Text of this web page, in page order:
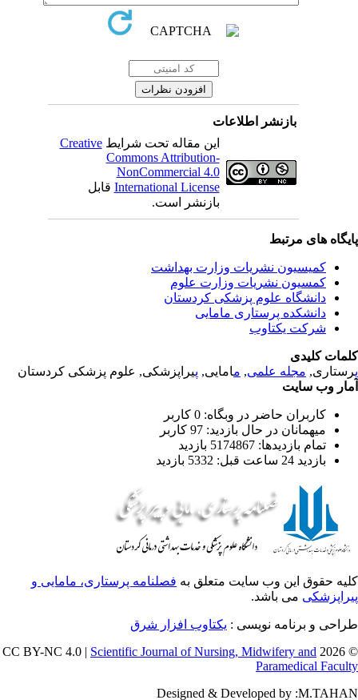
بازنشر اطلاعات
این مقاله تحت شرایطCreative
Commons Attribution-
NonCommercial 4.0
International Licenseقابل
بازنشر است.
های مرتبط
کمیسیون نشریات وزارت بهداشت
کمسیون نشریات وزارت علوم
دانشگاه علوم پزشکی کردستان
دانشکده پرستاری مامایی
شرکت یکتاوب
کلیدی
مجله علمی, م امایی, پیراپزشکی, علوم پزشکی کردستان
وب سایت
کاربران حاضر در وبگاه: 0 کاربر
میهمانان در حال بازدید: 97 کاربر
تمام بازدید‌ها: 5174867 بازدید
بازدید 24 ساعت قبل: 5332 بازدید
حقوق این وب سایت متعلق بهفصلنامه پرستاری، مامایی و
می باشد.
و برنامه نویسی : یکتاوب افزار شرق
©
Scientific Journal of Nursing, Midwifery and
Paramedical
Designed & Developed by